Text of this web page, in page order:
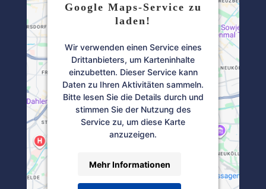
Google Maps-Service zu
laden!
Wir verwenden einen Service eines
Drittanbieters, um Karteninhalte
einzubetten. Dieser Service kann
Daten zu Ihren Aktivitäten sammeln.
Bitte lesen Sie die Details durch und
stimmen Sie der Nutzung des
Service zu, um diese Karte
anzuzeigen.
Mehr Informationen